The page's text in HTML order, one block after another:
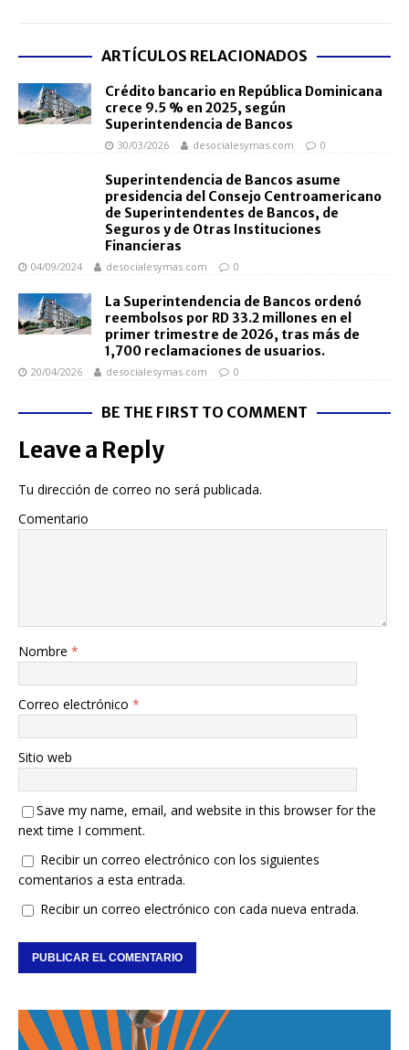
ARTÍCULOS RELACIONADOS
Crédito bancario en República Dominicana
crece 9.5 % en 2025, según
Superintendencia de Bancos
30/03/2026 desocialesymas.com 0
Superintendencia de Bancos asume
presidencia del Consejo Centroamericano
de Superintendentes de Bancos, de
Seguros y de Otras Instituciones
Financieras
04/09/2024 desocialesymas.com 0
La Superintendencia de Bancos ordenó
reembolsos por RD 33.2 millones en el
primer trimestre de 2026, tras más de
1,700 reclamaciones de usuarios.
20/04/2026 desocialesymas.com 0
BE THE FIRST TO COMMENT
Leave a Reply
Tu dirección de correo no será publicada.
Comentario
Nombre *
Correo electrónico *
Sitio web
Save my name, email, and website in this browser for the
next time I comment.
Recibir un correo electrónico con los siguientes
comentarios a esta entrada.
Recibir un correo electrónico con cada nueva entrada.